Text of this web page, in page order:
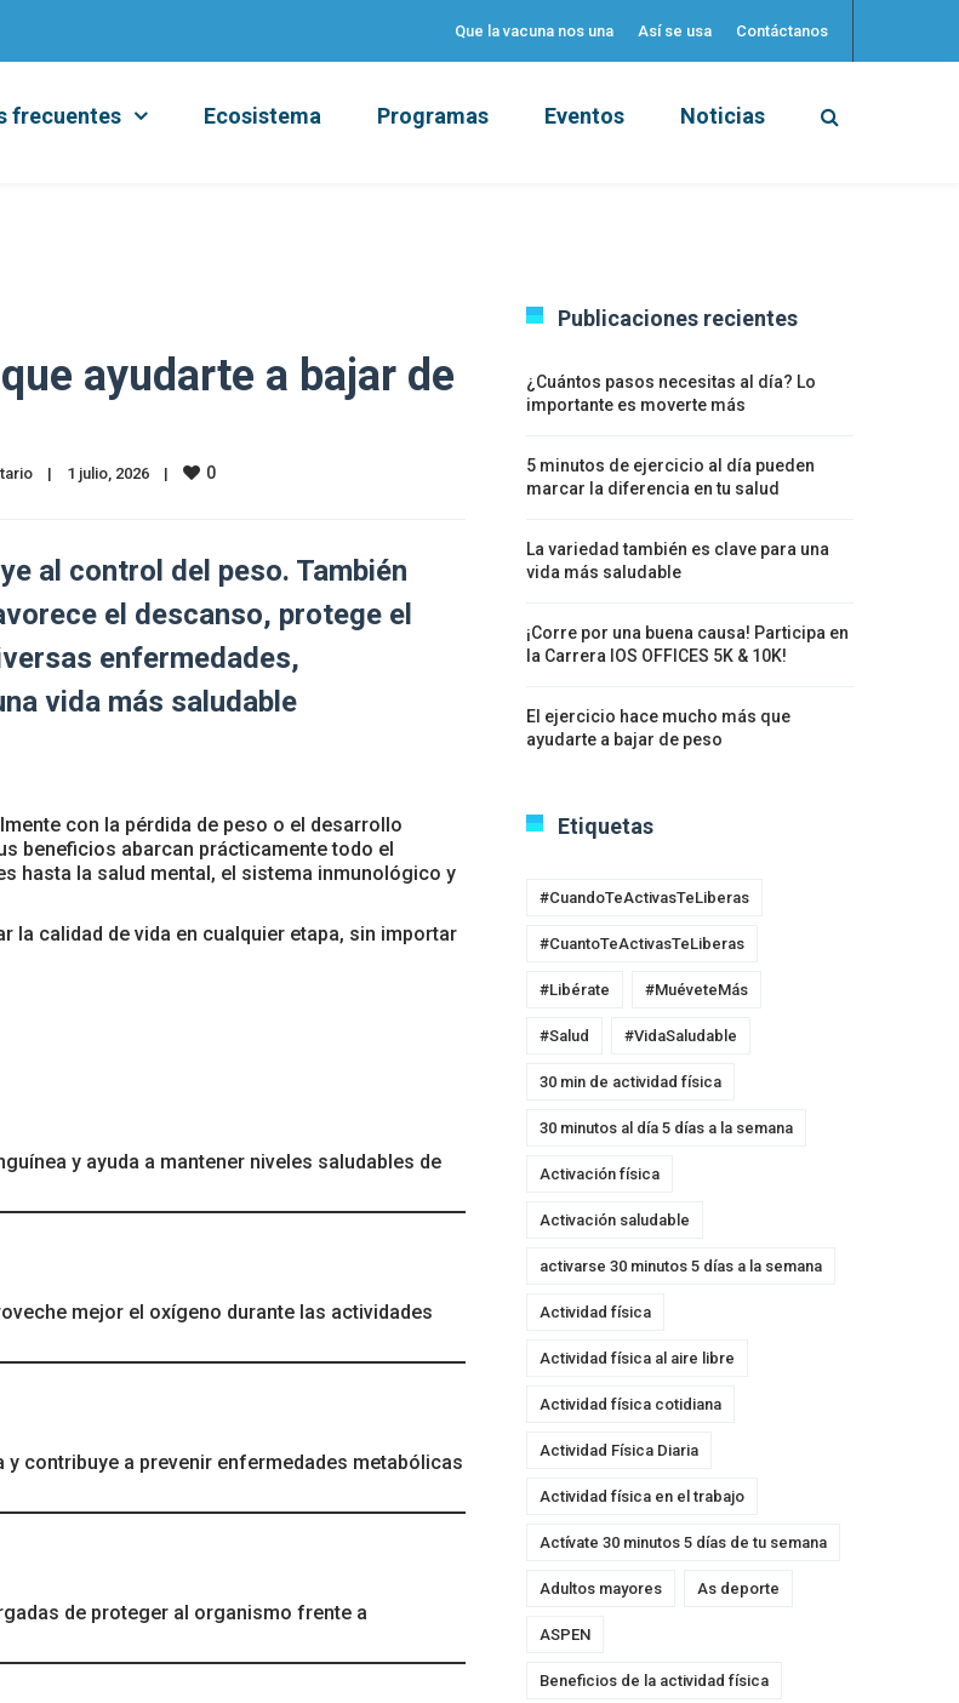
Que la vacuna nos una Así se usa Contáctanos
frecuentes Ecosistema Programas Eventos Noticias
ayudarte a bajar de
| 1 julio, 2026 | 0
al control del peso. También
el descanso, protege el
enfermedades,
vida más saludable
con la pérdida de peso o el desarrollo
beneficios abarcan prácticamente todo el
hasta la salud mental, el sistema inmunológico y
la calidad de vida en cualquier etapa, sin importar
y ayuda a mantener niveles saludables de
mejor el oxígeno durante las actividades
contribuye a prevenir enfermedades metabólicas
de proteger al organismo frente a
Publicaciones recientes
¿Cuántos pasos necesitas al día? Lo
importante es moverte más
5 minutos de ejercicio al día pueden
marcar la diferencia en tu salud
La variedad también es clave para una
vida más saludable
¡Corre por una buena causa! Participa en
la Carrera IOS OFFICES 5K & 10K!
El ejercicio hace mucho más que
ayudarte a bajar de peso
Etiquetas
#CuandoTeActivasTeLiberas
#CuantoTeActivasTeLiberas
#Libérate #MuéveteMás
#Salud #VidaSaludable
30 min de actividad física
30 minutos al día 5 días a la semana
Activación física
Activación saludable
activarse 30 minutos 5 días a la semana
Actividad física
Actividad física al aire libre
Actividad física cotidiana
Actividad Física Diaria
Actividad física en el trabajo
Actívate 30 minutos 5 días de tu semana
Adultos mayores As deporte
ASPEN
Beneficios de la actividad física